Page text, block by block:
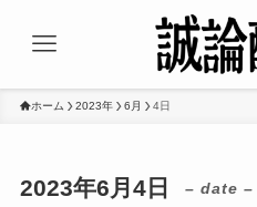
ホーム 2023年 6月 4日
2023年6月4日 – date –